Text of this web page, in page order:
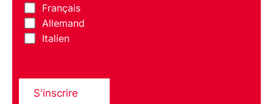
Français
Allemand
Italien
S'inscrire